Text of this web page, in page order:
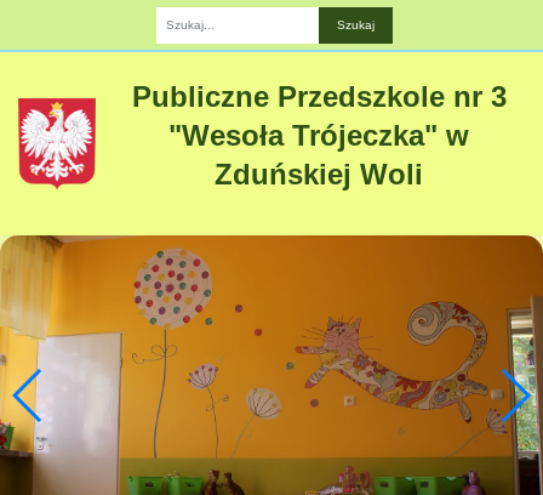
Publiczne Przedszkole nr 3
"Wesoła Trójeczka" w
Zduńskiej Woli